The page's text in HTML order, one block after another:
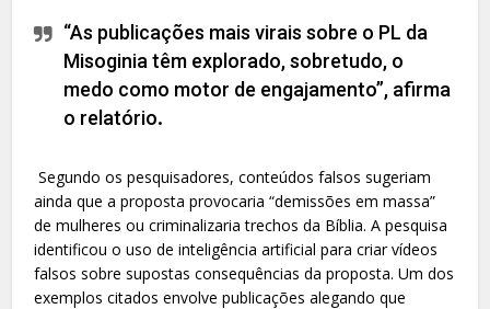
“As publicações mais virais sobre o PL da
Misoginia têm explorado, sobretudo, o
medo como motor de engajamento”, afirma
o relatório.
Segundo os pesquisadores, conteúdos falsos sugeriam
ainda que a proposta provocaria “demissões em massa”
de mulheres ou criminalizaria trechos da Bíblia. A pesquisa
identificou o uso de inteligência artificial para criar vídeos
falsos sobre supostas consequências da proposta. Um dos
exemplos citados envolve publicações alegando que